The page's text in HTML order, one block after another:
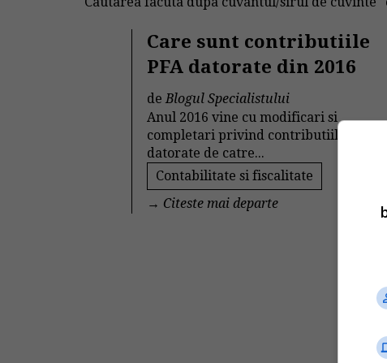
Care sunt contributiile
PFA datorate din 2016
deBlogul Specialistului
Anul 2016 vine cu modificari si
completari privind contributiile sociale
datorate de catre...
Contabilitate si fiscalitate
→ Citeste mai departe